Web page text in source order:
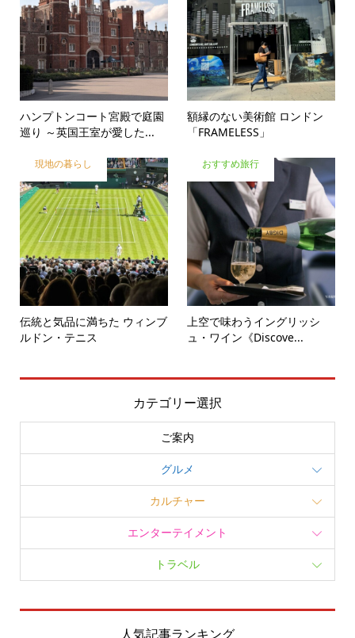
ハンプトンコート宮殿で庭園
巡り ～英国王室が愛した...
額縁のない美術館 ロンドン
「FRAMELESS」
現地の暮らし
伝統と気品に満ちた ウィンブ
ルドン・テニス
おすすめ旅行
上空で味わうイングリッシ
ュ・ワイン《Discove...
カテゴリー選択
ご案内
グルメ
カルチャー
エンターテイメント
トラベル
人気記事ランキング